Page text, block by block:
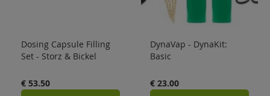
Dosing Capsule Filling
Set - Storz & Bickel
€ 53.50
DynaVap - DynaKit:
Basic
€ 23.00